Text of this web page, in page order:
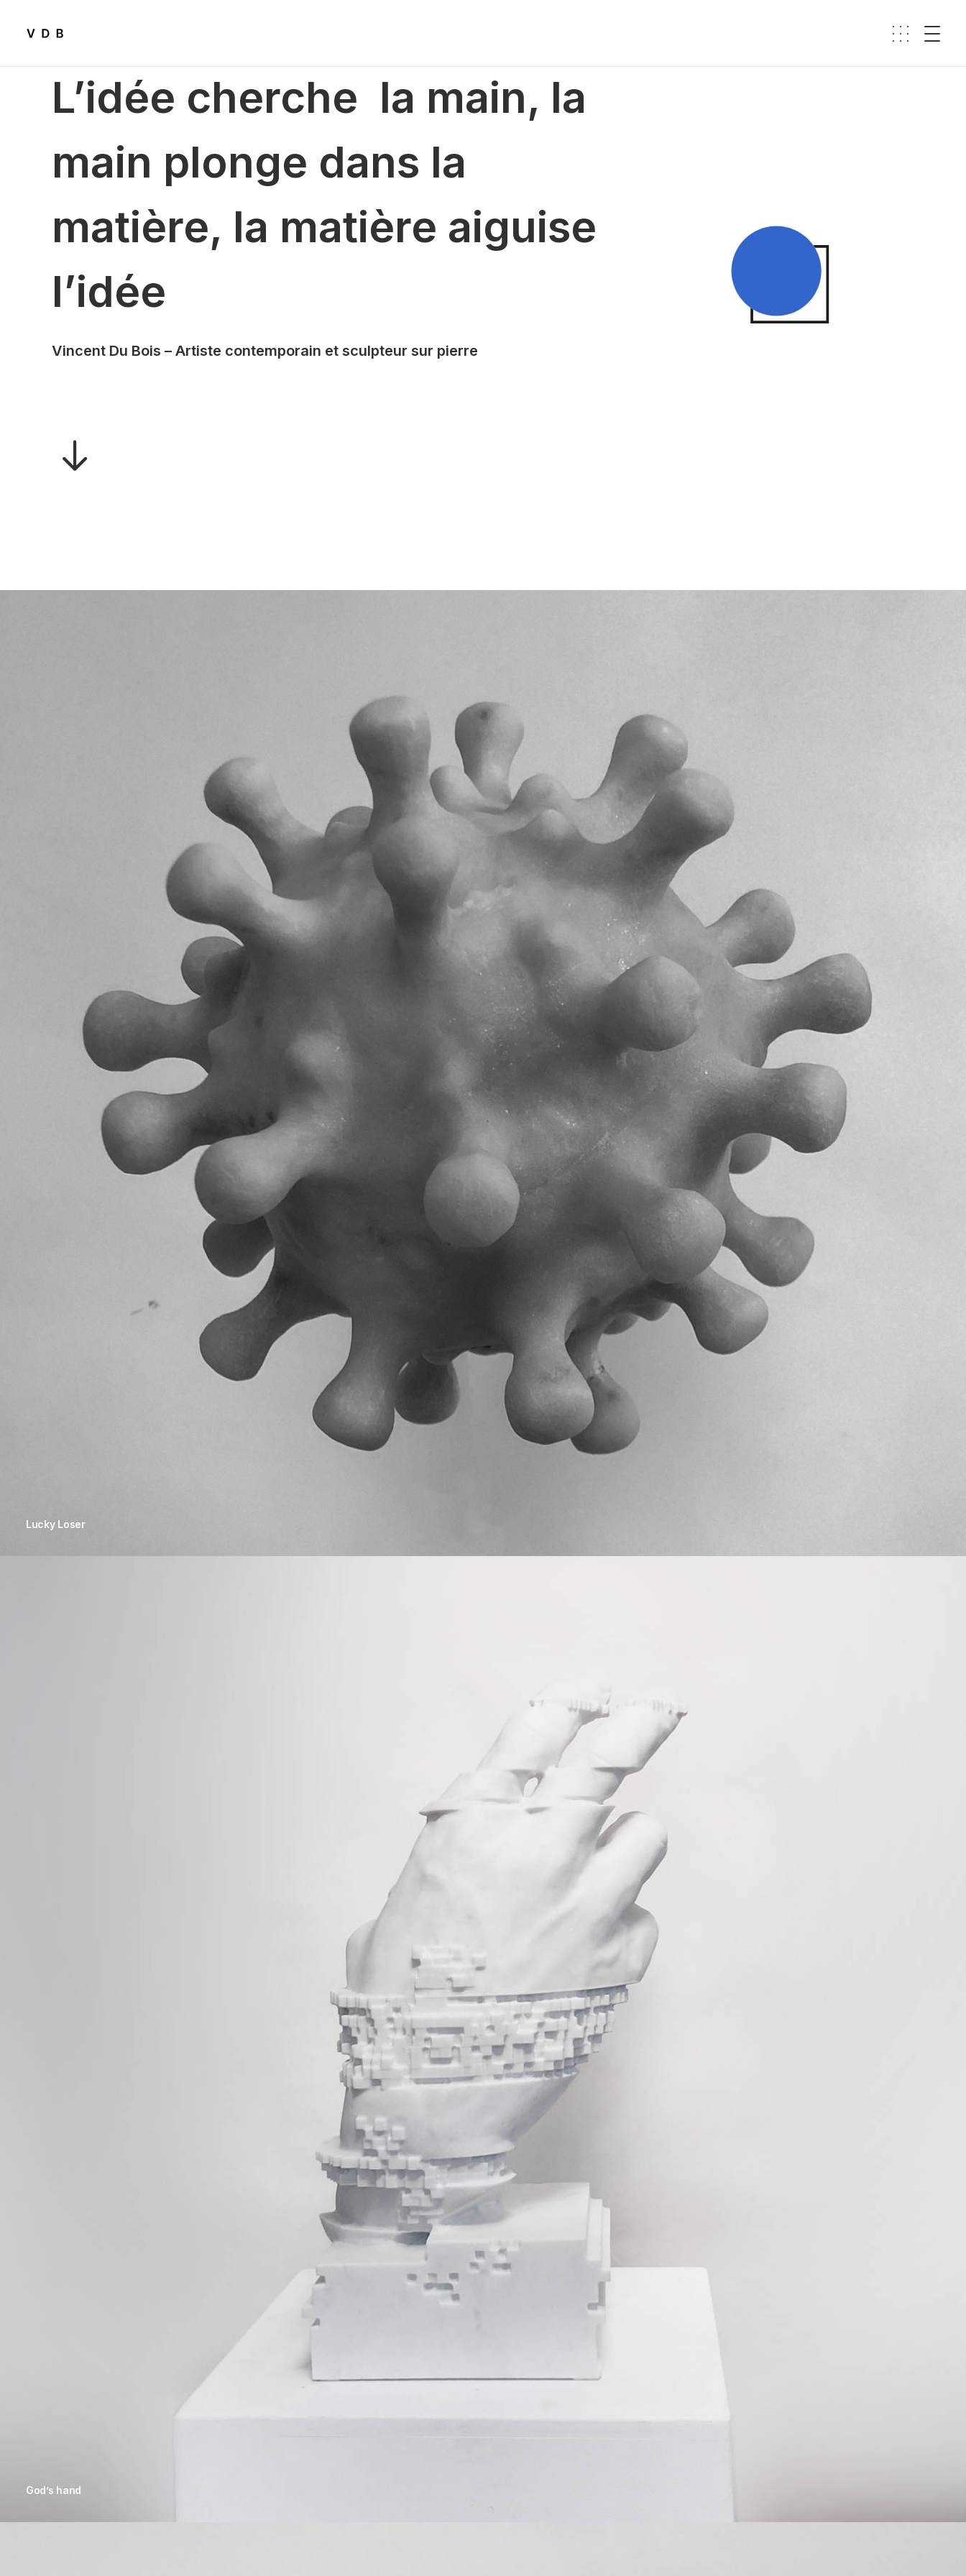
L’idée cherche la main, la
main plonge dans la
matière, la matière aiguise
l’idée
Vincent Du Bois – Artiste contemporain et sculpteur sur pierre
Lucky Loser
God’s hand